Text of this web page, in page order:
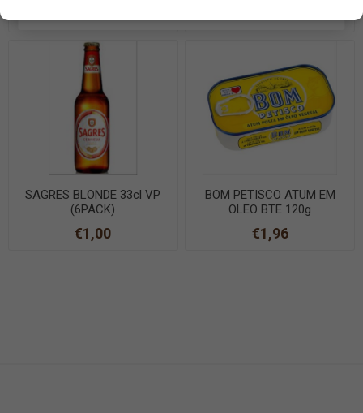
SAGRES BLONDE 33cl VP
(6PACK)
€1,00
BOM PETISCO ATUM EM
OLEO BTE 120g
€1,96